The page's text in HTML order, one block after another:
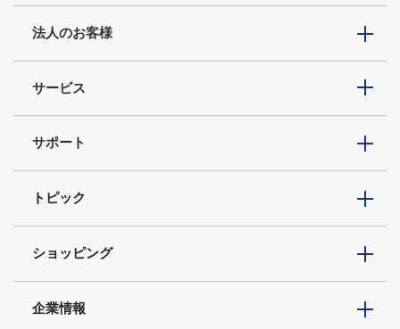
法人のお客様
サービス
サポート
トピック
ショッピング
企業情報